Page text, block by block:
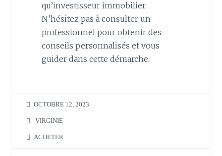
qu’investisseur immobilier.
N’hésitez pas à consulter un
professionnel pour obtenir des
conseils personnalisés et vous
guider dans cette démarche.
OCTOBRE 12, 2023
VIRGINIE
ACHETER